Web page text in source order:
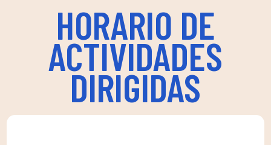
HORARIO DE
ACTIVIDADES
DIRIGIDAS